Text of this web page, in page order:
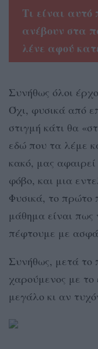
Τι είναι αυτό
ανέβουν στα
λένε αφού
Συνήθως όλοι
Όχι, φυσικά από
στιγμή κάτι θα
εδώ που τα λέμε
κακό, μας
φόβο, και μια
Φυσικά, το πρώτο
μάθημα είναι
πέφτουμε με
Συνήθως, μετά το
χαρούμενος με το
μεγάλο κι αν